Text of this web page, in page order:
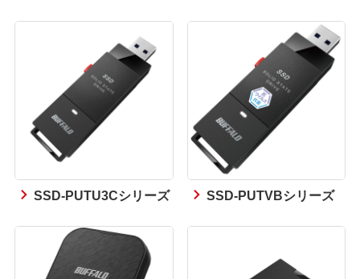
SSD-PUTU3Cシリーズ SSD-PUTVBシリーズ